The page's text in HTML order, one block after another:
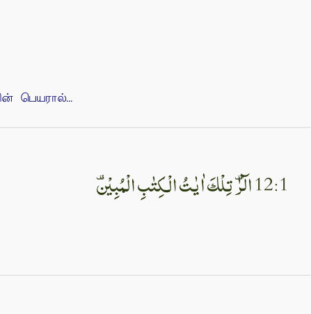
பெயரால்...
12:1 الٓرٰ‌ تِلْكَ اٰيٰتُ الْكِتٰبِ الْمُبِيْن‏